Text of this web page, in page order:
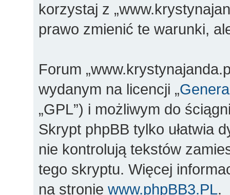
korzystaj z
prawo zmienić te warunki,
Forum
wydanym na licencji „
„GPL”) i możliwym do
Skrypt phpBB tylko ułatwia
nie kontrolują tekstów
tego skryptu. Więcej
na stronie www.phpBB3.PL.